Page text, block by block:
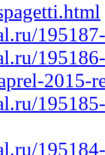
2015-